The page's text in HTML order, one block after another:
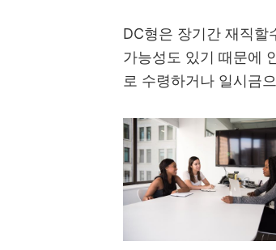
DC형은 장기간 재직할
가능성도 있기 때문에
로 수령하거나 일시금